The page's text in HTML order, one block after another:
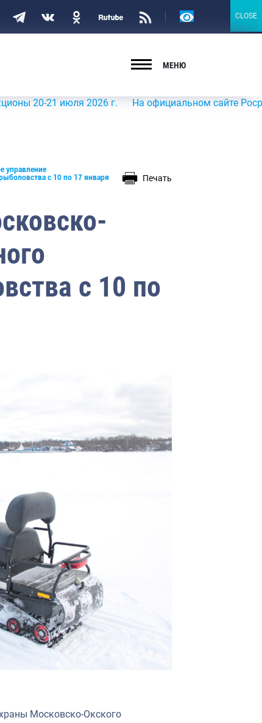
Версия
МЕНЮ
21 июля 2026 г. На официальном сайте
управление
с 10 по 17 января
Печать
с 10 по
Московско-Окского
CLOSE
CLOSE